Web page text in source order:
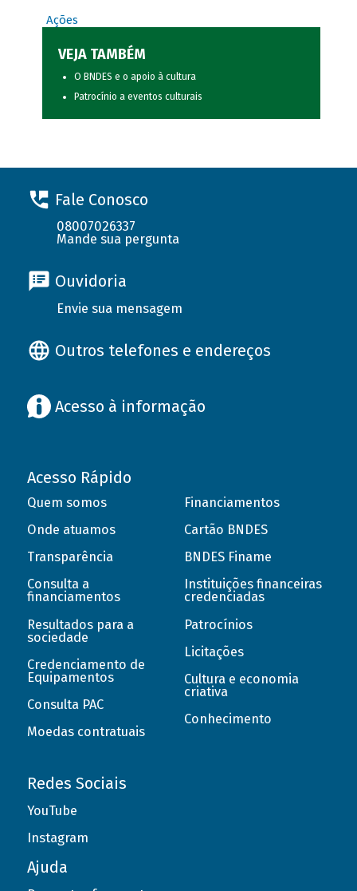
Ações
VEJA TAMBÉM
O BNDES e o apoio à cultura
Patrocínio a eventos culturais
Fale Conosco
08007026337
Mande sua pergunta
Ouvidoria
Envie sua mensagem
Outros telefones e endereços
Acesso à informação
Acesso Rápido
Quem somos
Onde atuamos
Transparência
Consulta a
financiamentos
Resultados para a
sociedade
Credenciamento de
Equipamentos
Consulta PAC
Moedas contratuais
Financiamentos
Cartão BNDES
BNDES Finame
Instituições financeiras
credenciadas
Patrocínios
Licitações
Cultura e economia
criativa
Conhecimento
Redes Sociais
YouTube
Instagram
Ajuda